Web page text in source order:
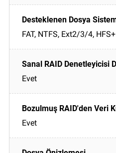
FAT, NTFS, Ext2/3/4, HFS+
Evet
Evet